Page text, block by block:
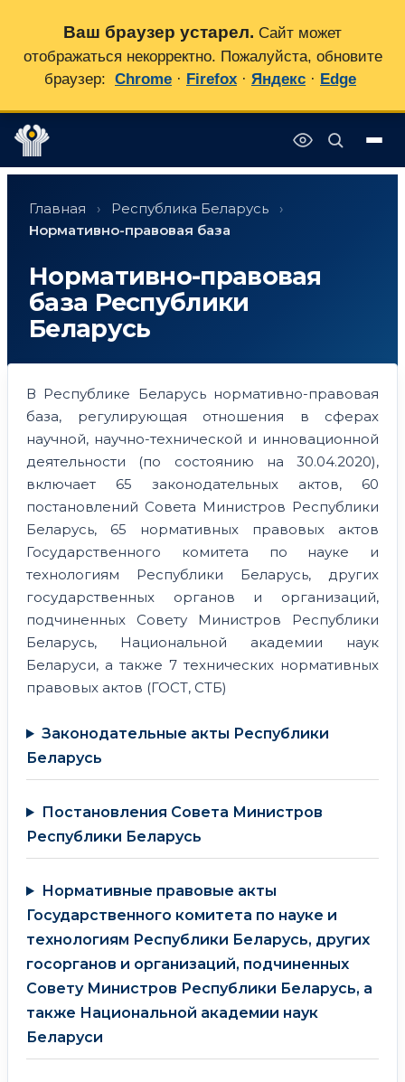
содержимому
Главная › Республика Беларусь
›
Нормативно-правовая база
Нормативно-правовая
база Республики
Беларусь
В Республике Беларусь нормативно-правовая
база, регулирующая отношения в сферах
научной, научно-технической и инновационной
деятельности (по состоянию на 30.04.2020),
включает 65 законодательных актов, 60
постановлений Совета Министров Республики
Беларусь, 65 нормативных правовых актов
Государственного комитета по науке и
технологиям Республики Беларусь, других
государственных органов и организаций,
подчиненных Совету Министров Республики
Беларусь, Национальной академии наук
Беларуси, а также 7 технических нормативных
правовых актов (ГОСТ, СТБ)
Законодательные акты Республики
Беларусь
Постановления Совета Министров
Республики Беларусь
Нормативные правовые акты
Государственного комитета по науке и
технологиям Республики Беларусь, других
госорганов и организаций, подчиненных
Совету Министров Республики Беларусь, а
также Национальной академии наук
Беларуси
Ваш браузер устарел. Сайт может
отображаться некорректно. Пожалуйста, обновите
браузер: Chrome · Firefox · Яндекс · Edge